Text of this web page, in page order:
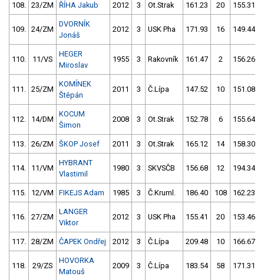
108. 23/ZM ŘÍHA Jakub 2012 3 Ot.Strak 161.23 20 155.31
109. 24/ZM
DVORNÍK
Jonáš
2012 3 USK Pha 171.93 16 149.44
110. 11/VS
HEGER
Miroslav
1955 3 Rakovník 161.47 2 156.26
111. 25/ZM
KOMÍNEK
Štěpán
2011 3 Č.Lípa 147.52 10 151.08
112. 14/DM
KOCUM
Šimon
2008 3 Ot.Strak 152.78 6 155.64
113. 26/ZM ŠKOP Josef 2011 3 Ot.Strak 165.12 14 158.30
114. 11/VM
HYBRANT
Vlastimil
1980 3 SKVSČB 156.68 12 194.34
115. 12/VM FIKEJS Adam 1985 3 Č.Kruml. 186.40 108 162.23
116. 27/ZM
LANGER
Viktor
2012 3 USK Pha 155.41 20 153.46
117. 28/ZM ČAPEK Ondřej 2012 3 Č.Lípa 209.48 10 166.67
118. 29/ZS
HOVORKA
Matouš
2009 3 Č.Lípa 183.54 58 171.31